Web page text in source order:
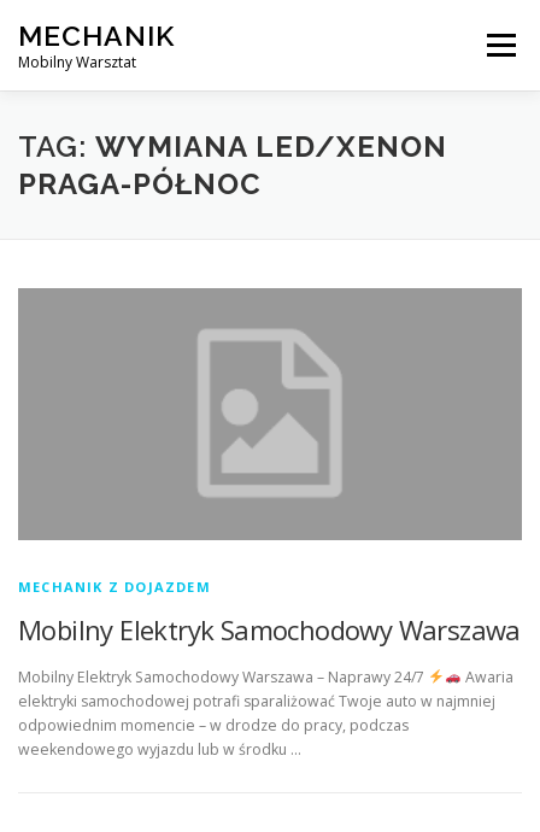
content
MECHANIK
Mobilny Warsztat
Menu
MOBILNY MECHANIK ELEKTRYK SAMOCHODOWY
TAG: WYMIANA LED/XENON
PRAGA-PÓŁNOC
MECHANIK Z DOJAZDEM
Mobilny Elektryk Samochodowy Warszawa
Mobilny Elektryk Samochodowy Warszawa – Naprawy 24/7
Awaria
elektryki samochodowej potrafi sparaliżować Twoje auto w najmniej
odpowiednim momencie – w drodze do pracy, podczas
weekendowego wyjazdu lub w środku …